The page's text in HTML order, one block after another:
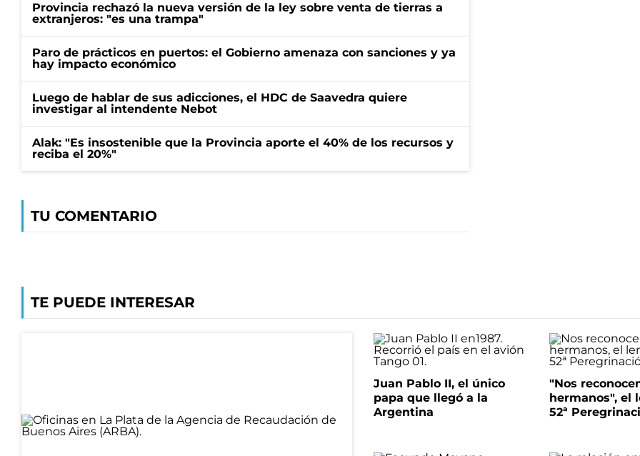
Provincia rechazó la nueva versión de la ley sobre venta de tierras a
extranjeros: "es una trampa"
Paro de prácticos en puertos: el Gobierno amenaza con sanciones y ya
hay impacto económico
Luego de hablar de sus adicciones, el HDC de Saavedra quiere
investigar al intendente Nebot
Alak: "Es insostenible que la Provincia aporte el 40% de los recursos y
reciba el 20%"
TU COMENTARIO
TE PUEDE INTERESAR
Juan Pablo II, el único
papa que llegó a la
Argentina
"Nos
hermanos", el
52ª